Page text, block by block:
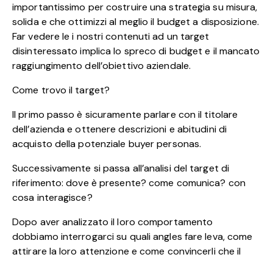
importantissimo per costruire una strategia su misura,
solida e che ottimizzi al meglio il budget a disposizione.
Far vedere le i nostri contenuti ad un target
disinteressato implica lo spreco di budget e il mancato
raggiungimento dell’obiettivo aziendale.
Come trovo il target?
Il primo passo è sicuramente parlare con il titolare
dell’azienda e ottenere descrizioni e abitudini di
acquisto della potenziale buyer personas.
Successivamente si passa all’analisi del target di
riferimento: dove è presente? come comunica? con
cosa interagisce?
Dopo aver analizzato il loro comportamento
dobbiamo interrogarci su quali angles fare leva, come
attirare la loro attenzione e come convincerli che il